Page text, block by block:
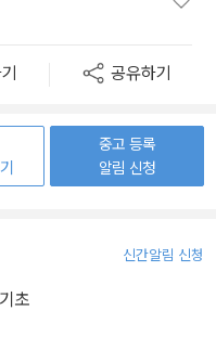
공유하기
중고 등록
알림 신청
신간알림 신청
초